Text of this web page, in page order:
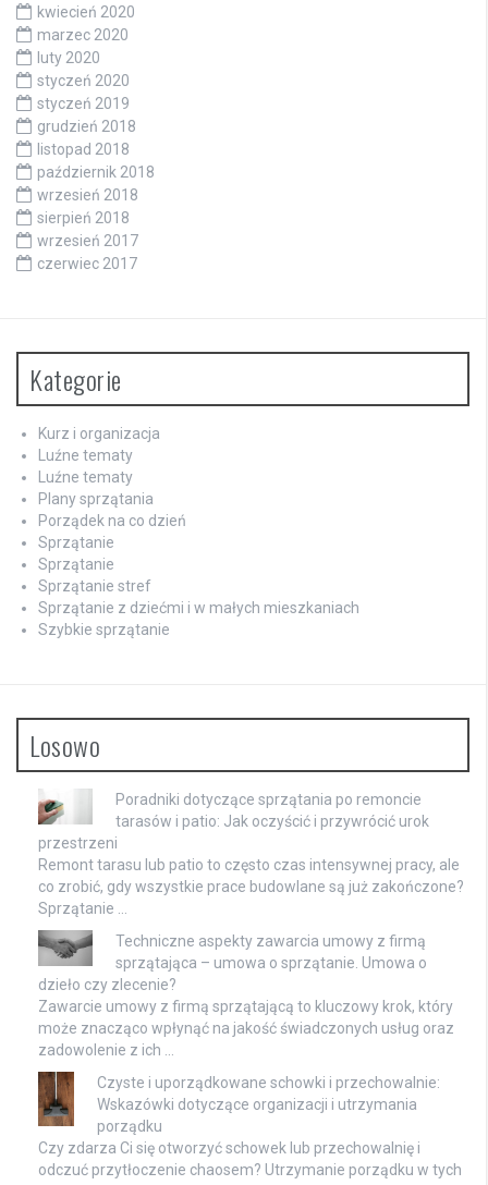
kwiecień 2020
marzec 2020
luty 2020
styczeń 2020
styczeń 2019
grudzień 2018
listopad 2018
październik 2018
wrzesień 2018
sierpień 2018
wrzesień 2017
czerwiec 2017
Kategorie
Kurz i organizacja
Luźne tematy
Luźne tematy
Plany sprzątania
Porządek na co dzień
Sprzątanie
Sprzątanie
Sprzątanie stref
Sprzątanie z dziećmi i w małych mieszkaniach
Szybkie sprzątanie
Losowo
Poradniki dotyczące sprzątania po remoncie
tarasów i patio: Jak oczyścić i przywrócić urok
przestrzeni
Remont tarasu lub patio to często czas intensywnej pracy, ale
co zrobić, gdy wszystkie prace budowlane są już zakończone?
Sprzątanie …
Techniczne aspekty zawarcia umowy z firmą
sprzątająca – umowa o sprzątanie. Umowa o
dzieło czy zlecenie?
Zawarcie umowy z firmą sprzątającą to kluczowy krok, który
może znacząco wpłynąć na jakość świadczonych usług oraz
zadowolenie z ich …
Czyste i uporządkowane schowki i przechowalnie:
Wskazówki dotyczące organizacji i utrzymania
porządku
Czy zdarza Ci się otworzyć schowek lub przechowalnię i
odczuć przytłoczenie chaosem? Utrzymanie porządku w tych